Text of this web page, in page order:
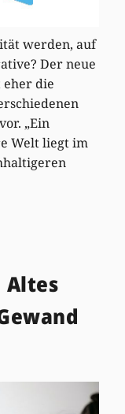
werden, auf
Der neue
eher die
„Ein
Welt liegt im